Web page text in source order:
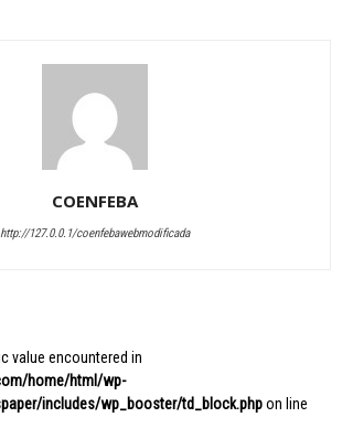
COENFEBA
http://127.0.0.1/coenfebawebmodificada
value encountered in
home/html/wp-
includes/wp_booster/td_block.phpon line